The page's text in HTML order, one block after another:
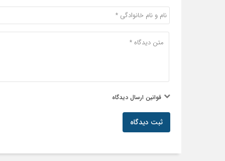
قوانین ارسال دیدگاه
ثبت دیدگاه